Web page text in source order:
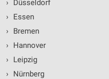
›
Düsseldorf
›
Essen
›
Bremen
›
Hannover
›
Leipzig
›
Nürnberg